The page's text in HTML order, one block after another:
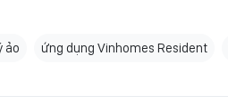
ảo ứng dụng Vinhomes Resident